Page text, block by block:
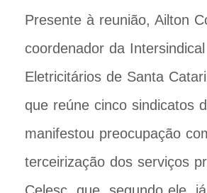
Presente à reunião, Ailton
coordenador da
Eletricitários de Santa
que reúne cinco sindicatos
manifestou preocupação
terceirização dos serviços